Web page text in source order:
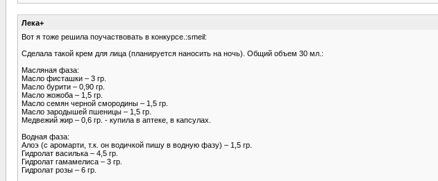
Лека+
Вот я тоже решила поучаствовать в конкурсе.:smeil:
Сделала такой крем для лица (планируется наносить на ночь). Общий объем 30 мл.:
Масляная фаза:
Масло фисташки – 3 гр.
Масло бурити – 0,90 гр.
Масло жожоба – 1,5 гр.
Масло семян черной смородины – 1,5 гр.
Масло зародышей пшеницы – 1,5 гр.
Медвежий жир – 0,6 гр. - купила в аптеке, в капсулах.
Водная фаза:
Алоэ (с аромарти, т.к. он водичкой пишу в водную фазу) – 1,5 гр.
Гидролат василька – 4,5 гр.
Гидролат гамамелиса – 3 гр.
Гидролат розы – 6 гр.